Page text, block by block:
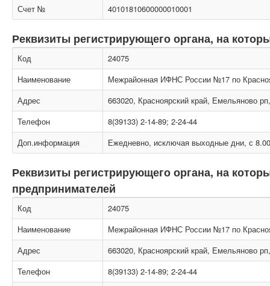
Счет №
40101810600000010001
Реквизиты регистрирующего органа, на
Код
24075
Наименование
Межрайонная ИФНС России №17 по
Адрес
663020, Красноярский край, Емельяново
Телефон
8(39133) 2-14-89; 2-24-44
Доп.информация
Ежедневно, исключая выходные дни, с
Реквизиты регистрирующего органа, на
предпринимателей
Код
24075
Наименование
Межрайонная ИФНС России №17 по
Адрес
663020, Красноярский край, Емельяново
Телефон
8(39133) 2-14-89; 2-24-44